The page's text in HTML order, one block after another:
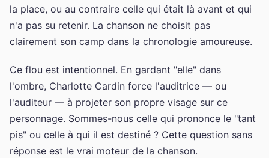
la place, ou au contraire celle qui était là avant et qui
n'a pas su retenir. La chanson ne choisit pas
clairement son camp dans la chronologie amoureuse.
Ce flou est intentionnel. En gardant "elle" dans
l'ombre, Charlotte Cardin force l'auditrice — ou
l'auditeur — à projeter son propre visage sur ce
personnage. Sommes-nous celle qui prononce le "tant
pis" ou celle à qui il est destiné ? Cette question sans
réponse est le vrai moteur de la chanson.